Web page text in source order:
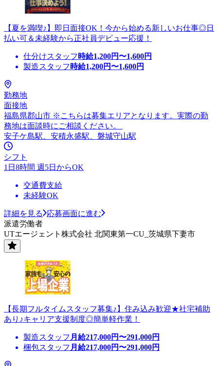
【夏を満喫♪】即日面接OK！今から始める新しいお仕事◎日
払い可＆未経験から正社員デビュー応援！
仕分けスタッフ 時給1,200円〜1,600円
製造スタッフ 時給1,200円〜1,600円
勤務地
面接地
福島県郡山市 ※こちらは募集エリアとなります。実際の勤
務地は面談時にご相談ください。
安子ケ島駅、安積永盛駅、磐城守山駅
シフト
1日8時間 週5日からOK
交通費支給
未経験OK
詳細を見る
応募画面に進む
派遣労働者
UTエージェント株式会社 北関東第一CU_茨城県下妻市
【長期フルタイムスタッフ募集♪】住み込み歓迎★社宅補助
あり♪キャリア支援制度◎簡単軽作業！
製造スタッフ 月給217,000円〜291,000円
梱包スタッフ 月給217,000円〜291,000円